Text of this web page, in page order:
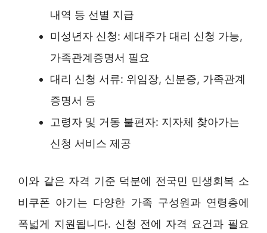
내역 등 선별 지급
미성년자 신청: 세대주가 대리 신청 가능,
가족관계증명서 필요
대리 신청 서류: 위임장, 신분증, 가족관계
증명서 등
고령자 및 거동 불편자: 지자체 찾아가는
신청 서비스 제공
이와 같은 자격 기준 덕분에 전국민 민생회복 소
비쿠폰 아기는 다양한 가족 구성원과 연령층에
폭넓게 지원됩니다. 신청 전에 자격 요건과 필요